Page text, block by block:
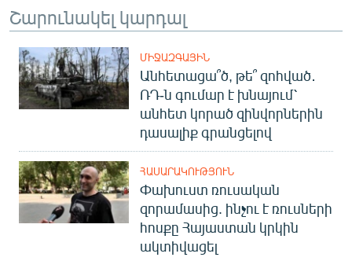
Շարունակել կարդալ
ՄԻՋԱԶԳԱՅԻՆ
Անհետացա՞ծ, թե՞ զոհված․
ՌԴ-ն գումար է խնայում՝
անհետ կորած զինվորներին
դասալիք գրանցելով
ՀԱՍԱՐԱԿՈՒԹՅՈՒՆ
Փախուստ ռուսական
զորամասից. ինչու է ռուսների
հոսքը Հայաստան կրկին
ակտիվացել